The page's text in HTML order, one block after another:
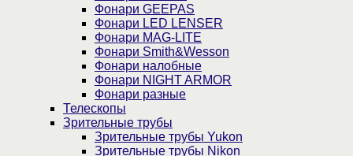
Фонари GEEPAS
Фонари LED LENSER
Фонари MAG-LITE
Фонари Smith&Wesson
Фонари налобные
Фонари NIGHT ARMOR
Фонари разные
Телескопы
Зрительные трубы
Зрительные трубы Yukon
Зрительные трубы Nikon